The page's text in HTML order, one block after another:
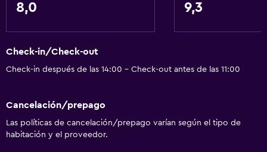
Estacionamiento gratuito
Estacionamiento privado
Servicio de traslado (cargo adicional)
Para no fumadores
Mascotas permitidas bajo consulta (pueden aplicar cargos
extra)
8,0 9,3
Check-in/Check-out
Check-in después de las 14:00 - Check-out antes de las 11:00
Cancelación/prepago
Las políticas de cancelación/prepago varían según el tipo de
habitación y el proveedor.